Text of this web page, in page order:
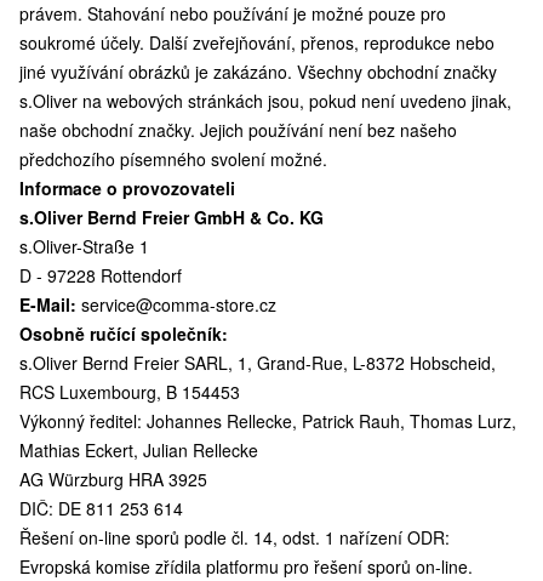
právem. Stahování nebo používání je možné pouze pro
soukromé účely. Další zveřejňování, přenos, reprodukce nebo
jiné využívání obrázků je zakázáno. Všechny obchodní značky
s.Oliver na webových stránkách jsou, pokud není uvedeno jinak,
naše obchodní značky. Jejich používání není bez našeho
předchozího písemného svolení možné.
Informace o provozovateli
s.Oliver Bernd Freier GmbH & Co. KG
s.Oliver-Straße 1
D - 97228 Rottendorf
E-Mail: service@comma-store.cz
Osobně ručící společník:
s.Oliver Bernd Freier SARL, 1, Grand-Rue, L-8372 Hobscheid,
RCS Luxembourg, B 154453
Výkonný ředitel: Johannes Rellecke, Patrick Rauh, Thomas Lurz,
Mathias Eckert, Julian Rellecke
AG Würzburg HRA 3925
DIČ: DE 811 253 614
Řešení on-line sporů podle čl. 14, odst. 1 nařízení ODR:
Evropská komise zřídila platformu pro řešení sporů on-line.